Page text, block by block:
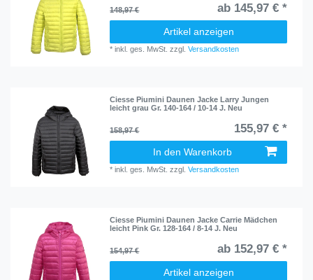
148,97 € ab 145,97 € *
Artikel anzeigen
*inkl. ges. MwSt. zzgl.Versandkosten
Ciesse Piumini Daunen Jacke Larry Jungen
leicht grau Gr. 140-164 / 10-14 J. Neu
158,97 € 155,97 € *
In den Warenkorb
*inkl. ges. MwSt. zzgl.Versandkosten
Ciesse Piumini Daunen Jacke Carrie Mädchen
leicht Pink Gr. 128-164 / 8-14 J. Neu
154,97 € ab 152,97 € *
Artikel anzeigen